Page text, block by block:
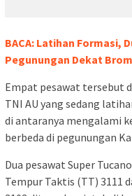
BACA: Latihan Formasi,
Pegunungan Dekat
Empat pesawat tersebut
TNI AU yang sedang
di antaranya mengalami
berbeda di pegunungan
Dua pesawat Super
Tempur Taktis (TT) 3111